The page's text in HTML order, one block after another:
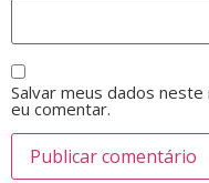
Salvar meus dados
eu comentar.